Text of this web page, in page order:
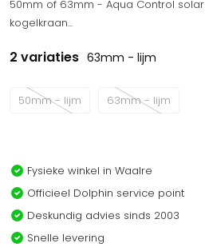
50mm of 63mm - Aqua Control
kogelkraan...
2 variaties 63mm - lijm
50mm - lijm 63mm - lijm
Fysieke winkel in Waalre
Officieel Dolphin service point
Deskundig advies sinds 2003
Snelle levering